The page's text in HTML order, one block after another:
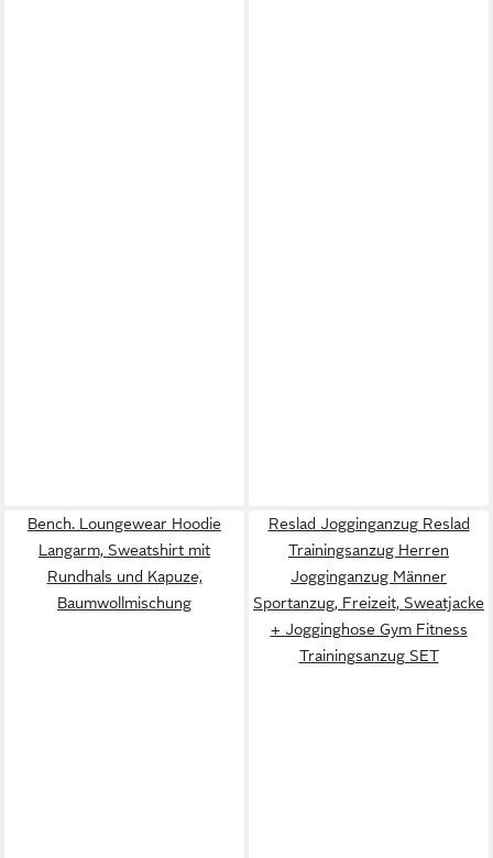
Bench. Loungewear Hoodie
Langarm, Sweatshirt mit
Rundhals und Kapuze,
Baumwollmischung
Reslad Jogginganzug Reslad
Trainingsanzug Herren
Jogginganzug Männer
Sportanzug, Freizeit, Sweatjacke
+ Jogginghose Gym Fitness
Trainingsanzug SET